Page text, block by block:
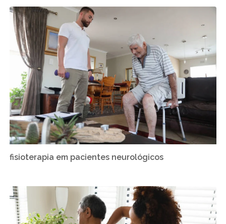
fisioterapia em pacientes neurológicos